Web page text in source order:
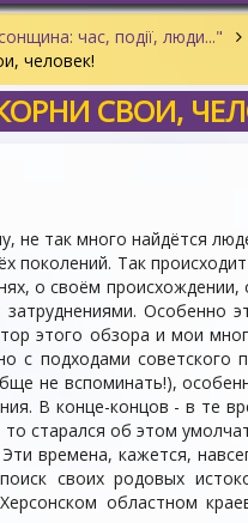
час, події, люди..."
человек!
СВОИ,
не так много найдётся
поколений. Так
о своём
Особенно
этого обзора и мои
с подходами советского
не вспоминать!),
В конце-концов - в те
старался об этом
времена, кажется,
своих родовых
областном